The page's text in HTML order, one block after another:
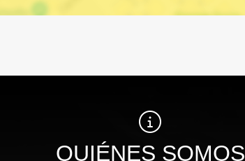
QUIÉNES SOMOS